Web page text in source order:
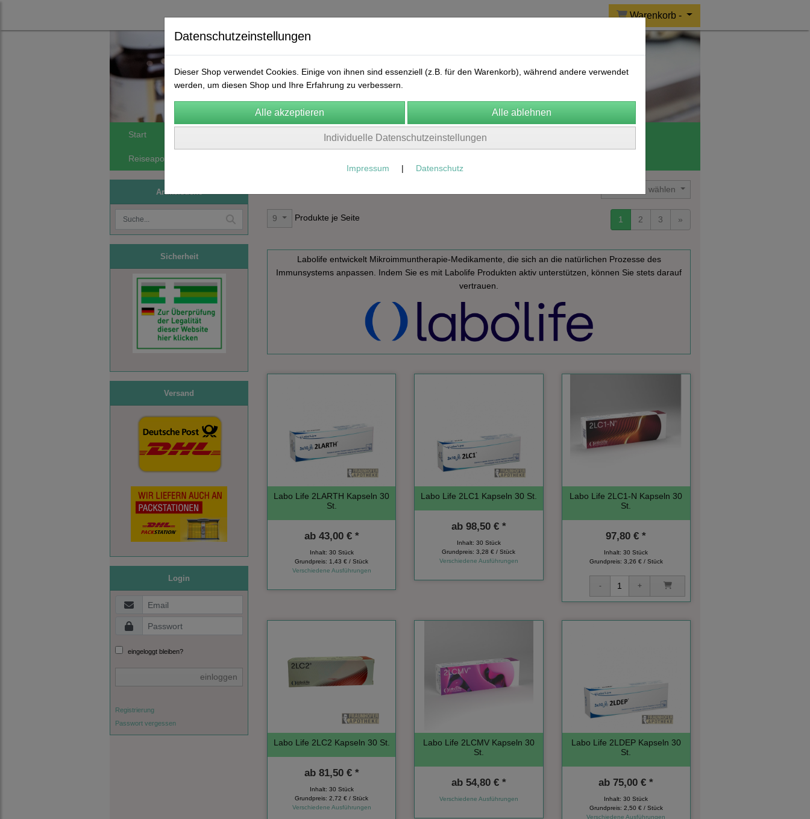
Warenkorb -
Start FA Manufaktur Natura Naturans Labolife
Reiseapotheken
Artikelsuche
Sicherheit
Versand
Login
eingeloggt bleiben?
einloggen
Registrierung
Passwort vergessen
Sortierung wählen
9 Produkte je Seite 1 2 3 »
Labolife entwickelt Mikroimmuntherapie-Medikamente, die sich an die natürlichen Prozesse des
Immunsystems anpassen. Indem Sie es mit Labolife Produkten aktiv unterstützen, können Sie stets darauf
vertrauen.
Labo Life 2LARTH Kapseln 30
St.
ab43,00 € *
Inhalt: 30 Stück
Grundpreis: 1,43 € / Stück
Verschiedene Ausführungen
Labo Life 2LC1 Kapseln 30 St.
ab98,50 € *
Inhalt: 30 Stück
Grundpreis:3,28 € / Stück
Verschiedene Ausführungen
Labo Life 2LC1-N Kapseln 30
St.
97,80 € *
Inhalt: 30 Stück
Grundpreis: 3,26 € / Stück
Labo Life 2LC2 Kapseln 30 St.
ab81,50 € *
Inhalt: 30 Stück
Grundpreis:2,72 € / Stück
Verschiedene Ausführungen
Labo Life 2LCMV Kapseln 30
St.
ab54,80 € *
Verschiedene Ausführungen
Labo Life 2LDEP Kapseln 30
St.
ab 75,00 € *
Inhalt: 30 Stück
Grundpreis: 2,50 € / Stück
Verschiedene Ausführungen
Datenschutzeinstellungen
Dieser Shop verwendet Cookies. Einige von ihnen sind essenziell (z.B. für den Warenkorb), während andere verwendet
werden, um diesen Shop und Ihre Erfahrung zu verbessern.
Individuelle Datenschutzeinstellungen
Impressum | Datenschutz